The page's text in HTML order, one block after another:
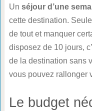
Un séjour d’une
cette destination.
de tout et manquer
disposez de 10 jours,
de la destination sans
vous pouvez rallonger
Le budget